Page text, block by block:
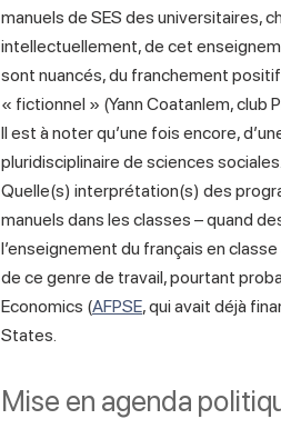
manuels de SES des universitaires,
intellectuellement, de cet
sont nuancés, du franchement positif
« fictionnel » (Yann Coatanlem, club
Il est à noter qu’une fois encore,
pluridisciplinaire de sciences
Quelle(s) interprétation(s) des
manuels dans les classes – quand
l’enseignement du français en
de ce genre de travail, pourtant
Economics (AFPSE, qui avait déjà
States.
Mise en agenda